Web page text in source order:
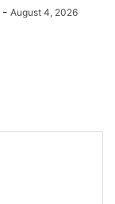
- August 4, 2026